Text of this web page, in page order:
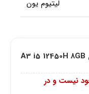
لیتیوم یون
کامپیوتر All in one لنوو 27 اینچ مدل A3 i5 12450H 8GB
نیست و در